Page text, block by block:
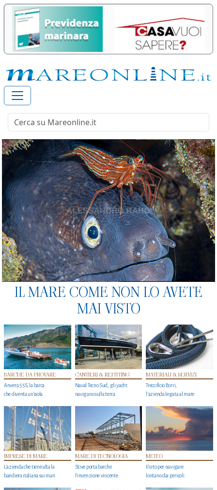
IL MARE COME NON LO AVETE
MAI VISTO
BARCHE DA PROVARE
Anvera 55S, la barca
che diventa un'isola
CANTIERI & REFITTING
Naval Tecno Sud, gli yacht
navigano sulla terra
MATERIALI & SERVIZI
Treccificio Borri,
l'azienda legata al mare
IMPRESE DI MARE
L'azienda che tiene alta la
bandiera italiana sui mari
MARE DI TECNOLOGIA
Stive porta barche
l'invenzione vincente
METEO
Il sito per navigare
lontano dai pericoli